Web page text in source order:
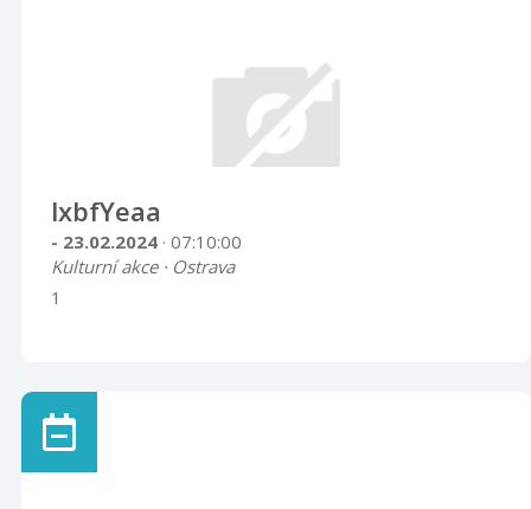
lxbfYeaa
- 23.02.2024 · 07:10:00
Kulturní akce · Ostrava
1